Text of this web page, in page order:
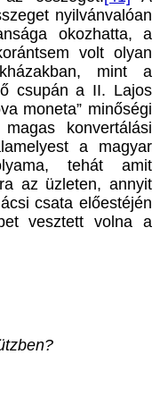
nyilvánvalóan
okozhatta, a
volt olyan
mint a
csupán a II. Lajos
moneta” minőségi
konvertálási
a magyar
tehát amit
az üzleten, annyit
csata előestéjén
vesztett volna a